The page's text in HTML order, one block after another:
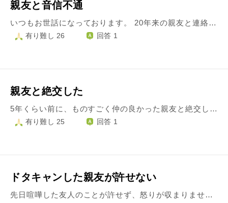
親友と音信不通
いつもお世話になっております。 20年来の親友と連絡が取れなくなってしまいました。 ここ10年は会っておらず、たまに私が電話をして話をする感じが続いていました。 数ヵ月前から電話をしても鳴ってるだけで応答はなく、メールの返事もありません。 手紙も送りましたが、返信がありません。 何かあったのではないか、と心配しつつも、どうすることもできずにいます。 親友は旦那さんと旦那さんのご両親と同居をしています。 親友の実家に電話をしようかとも思ったのですが、親友は自分の両親と折り合いが悪いので、やめました。 彼女はとても素晴らしく素敵な人で、 私は大好きでした。 この20年間どれほど助けられ、支えられたことか、感謝しきれないほどです。 彼女は弱音を吐かず、頑張る人で、 強い人です。 たとえなにかあったとしても、私に助けを求めたりはしないとおもいます。 折々に電話をしてみようとは思いますが、 どうしたらよいのでしょうか。 静かに連絡を待つ、 がよいのでしょうか。
有り難し 26 回答 1
親友と絶交した
5年くらい前に、ものすごく仲の良かった親友と絶交しました… 私から仲直りしようとしましたが完全に無理でした。もう会うことは一生ありません。 気持ち悪がられるので、なにか伝えることもないでしょう。 そのせいでものすごくつらい思いをしていまして、今でも忘れることができません。 縁が終わったんだ、役目を終えたんだなどと考えても、大切だった分辛いのです。 新しい出会いもあり、素敵な人とも出会えたりしたんですが…。 これからどうしたらいいですか？ どんどん新しい輪に入っていけば自然と忘れられるでしょうか。 一生辛い気がしてなりません…
有り難し 25 回答 1
ドタキャンした親友が許せない
先日喧嘩した友人のことが許せず、怒りが収まりません。 いろいろと準備が必要な約束をしていたのですが、彼氏を優先され前日の夜にドタキャンされました。それに私が怒ったことに対して友人も怒り、喧嘩になりました。 約束というものの重さや人間関係の優先度に差があることは理解していますが、とても楽しみにしていたし、最近仕事で昇進し疲れ切っていたこともあって、どうしても彼女のことが許せませんでした。 なんとか気力を振り絞ってこちらが悲しかったことも伝えようとしましたが、友人は自分は何が悪いのかわからない、あなた（私）の対応がショックだ、と自分のことばかりで、私がその友人を許せない以上、関係は続けられないのだなという結論になりました。 10年以上の付き合いのある親友だったので、約束を軽く扱われたこと、悲しかったことを伝えてもこちらを一方的に責めてくる姿勢、関係性を保つ努力を彼女がしなかったことが悲しく、怒りがおさまりません。 私は価値観の違う人を必要以上に認めないと指摘されました。わかっていて10代の頃から自分を変えようとしてきましたが、いい加減疲れてきました。 親友を許せない自分を責める気持ちも強くありますが、許せるように変わろうとすることにも疲れてしまって心の行き場がありません。 自分も親友も許せない私はどうしたら良いでしょうか。ご回答お待ちしております。